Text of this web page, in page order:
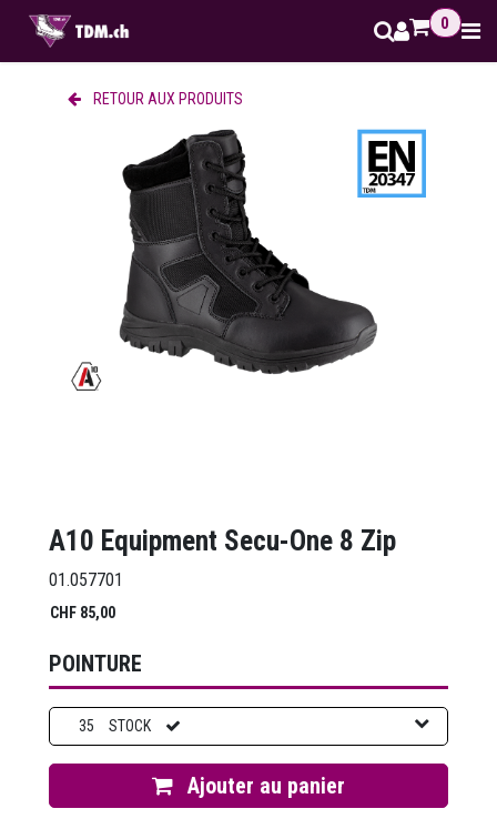
0
RETOUR AUX PRODUITS
A10 Equipment Secu-One 8 Zip
01.057701
CHF 85,00
POINTURE
35 STOCK
Ajouter au panier